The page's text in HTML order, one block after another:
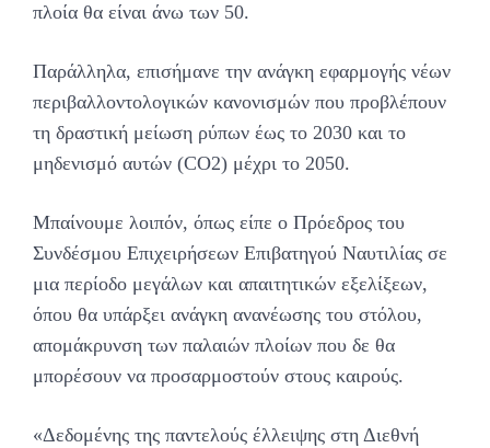
πλοία θα είναι άνω των 50.
Παράλληλα, επισήμανε την ανάγκη εφαρμογής νέων
περιβαλλοντολογικών κανονισμών που προβλέπουν
τη δραστική μείωση ρύπων έως το 2030 και το
μηδενισμό αυτών (CO2) μέχρι το 2050.
Μπαίνουμε λοιπόν, όπως είπε ο Πρόεδρος του
Συνδέσμου Επιχειρήσεων Επιβατηγού Ναυτιλίας σε
μια περίοδο μεγάλων και απαιτητικών εξελίξεων,
όπου θα υπάρξει ανάγκη ανανέωσης του στόλου,
απομάκρυνση των παλαιών πλοίων που δε θα
μπορέσουν να προσαρμοστούν στους καιρούς.
«Δεδομένης της παντελούς έλλειψης στη Διεθνή